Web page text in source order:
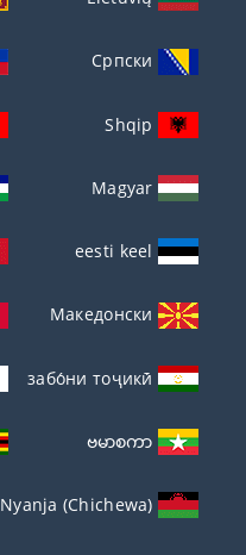
Српски
Shqip
Magyar
eesti keel
Македонски
забо́ни тоҷикӣ́
ဗမာစကာ
Nyanja (Chichewa)